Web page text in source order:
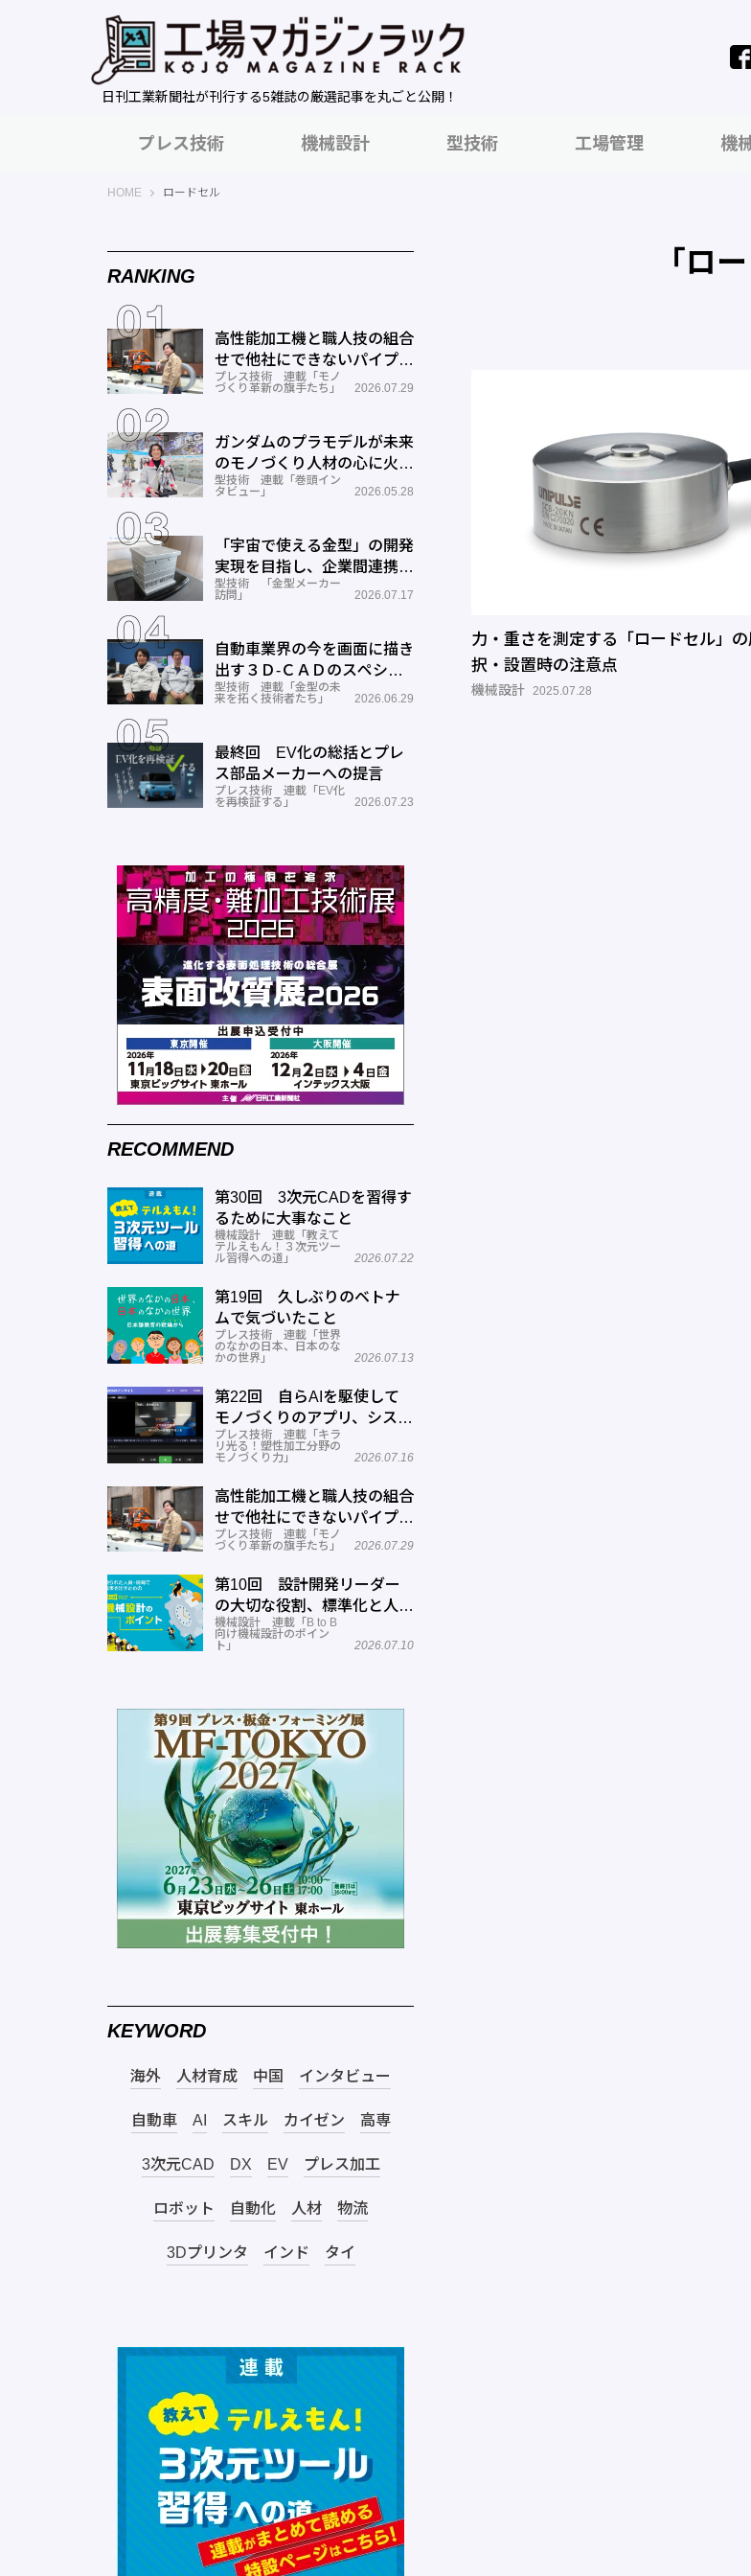
日刊工業新聞社が刊行する5雑誌の厳選記事を丸ごと公開！
プレス技術 機械設計 型技術 工場管理 機
HOME 工場マガジンラック｜日刊工業新聞社
ロードセル
「ロ
力・重さを測定する「ロードセル」
択・設置時の注意点
機械設計 2025.07.28
RANKING
高性能加工機と職人技の組合
せで他社にできないパイプ曲
げを実現―ミナミ技研
プレス技術 連載「モノ
づくり革新の旗手たち」
2026.07.29
ガンダムのプラモデルが未来
のモノづくり人材の心に火を
つける―BANDAI SPIRITS
型技術 連載「巻頭イン
タビュー」
2026.05.28
「宇宙で使える金型」の開発
実現を目指し、企業間連携を
推進―ワールド工業
型技術 「金型メーカー
訪問」
2026.07.17
自動車業界の今を画面に描き
出す３Ｄ-ＣＡＤのスペシャ
リストとしての成長と展望ー
型技術 連載「金型の未
来を拓く技術者たち」
2026.06.29
最終回 EV化の総括とプレ
ス部品メーカーへの提言
プレス技術 連載「EV化
を再検証する」
2026.07.23
RECOMMEND
第30回 3次元CADを習得す
るために大事なこと
機械設計 連載「教えて
テルえもん！３次元ツー
ル習得への道」
2026.07.22
第19回 久しぶりのベトナ
ムで気づいたこと
プレス技術 連載「世界
のなかの日本、日本のな
かの世界」
2026.07.13
第22回 自らAIを駆使して
モノづくりのアプリ、システ
ムを開発する─オーテック
プレス技術 連載「キラ
リ光る！塑性加工分野の
モノづくり力」
2026.07.16
高性能加工機と職人技の組合
せで他社にできないパイプ曲
げを実現―ミナミ技研
プレス技術 連載「モノ
づくり革新の旗手たち」
2026.07.29
第10回 設計開発リーダー
の大切な役割、標準化と人材
育成
機械設計 連載「B to B
向け機械設計のポイン
ト」
2026.07.10
KEYWORD
海外 人材育成 中国 インタビュー
自動車 AI スキル カイゼン 高専
3次元CAD DX EV プレス加工
ロボット 自動化 人材 物流
3Dプリンタ インド タイ